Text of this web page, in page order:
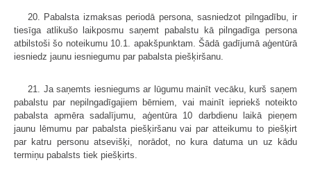
20. Pabalsta izmaksas periodā persona, sasniedzot pilngadību, ir
tiesīga atlikušo laikposmu saņemt pabalstu kā pilngadīga persona
atbilstoši šo noteikumu 10.1. apakšpunktam. Šādā gadījumā aģentūrā
iesniedz jaunu iesniegumu par pabalsta piešķiršanu.
21. Ja saņemts iesniegums ar lūgumu mainīt vecāku, kurš saņem
pabalstu par nepilngadīgajiem bērniem, vai mainīt iepriekš noteikto
pabalsta apmēra sadalījumu, aģentūra 10 darbdienu laikā pieņem
jaunu lēmumu par pabalsta piešķiršanu vai par atteikumu to piešķirt
par katru personu atsevišķi, norādot, no kura datuma un uz kādu
termiņu pabalsts tiek piešķirts.